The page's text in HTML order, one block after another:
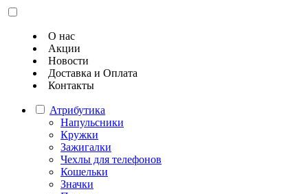
О нас
Акции
Новости
Доставка и Оплата
Контакты
Атрибутика
Напульсники
Кружки
Зажигалки
Чехлы для телефонов
Кошельки
Значки